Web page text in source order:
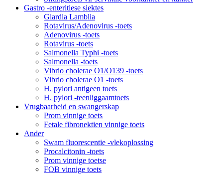
Gastro -enteritiese siektes
Giardia Lamblia
Rotavirus/Adenovirus -toets
Adenovirus -toets
Rotavirus -toets
Salmonella Typhi -toets
Salmonella -toets
Vibrio cholerae O1/O139 -toets
Vibrio cholerae O1 -toets
H. pylori antigeen toets
H. pylori -teenliggaamtoets
Vrugbaarheid en swangerskap
Prom vinnige toets
Fetale fibronektien vinnige toets
Ander
Swam fluorescentie -vlekoplossing
Procalcitonin -toets
Prom vinnige toetse
FOB vinnige toets